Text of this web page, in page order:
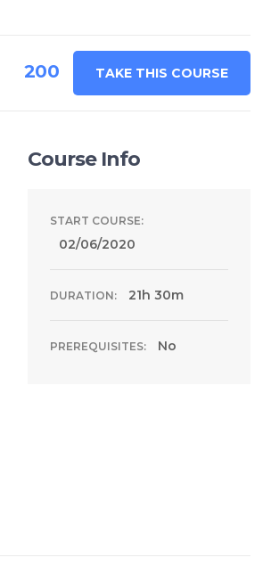
200 TAKE THIS COURSE
Course Info
START COURSE:
02/06/2020
DURATION: 21h 30m
PREREQUISITES: No